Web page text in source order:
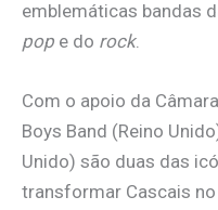
emblemáticas bandas
pop e do rock.
Com o apoio da
Boys Band (Reino
Unido) são duas das
transformar Cascais